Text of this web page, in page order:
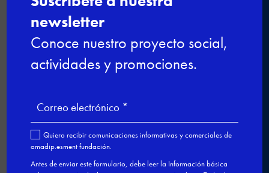
comercial
Ciberseguridad para el empleo: una
formación gratuita para impulsar tu
futuro digital
De la experiencia al aula: profesionales
Últimas plazas para el curso de Nutrición
y cocina saludable en Esment Inca
Nuestro modelo de FPDual en el